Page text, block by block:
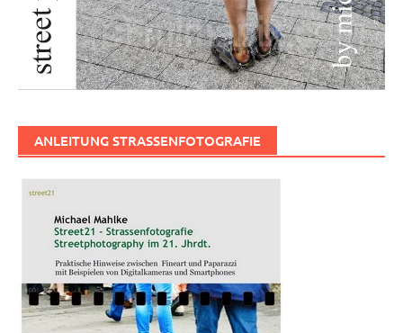
ANLEITUNG STRASSENFOTOGRAFIE